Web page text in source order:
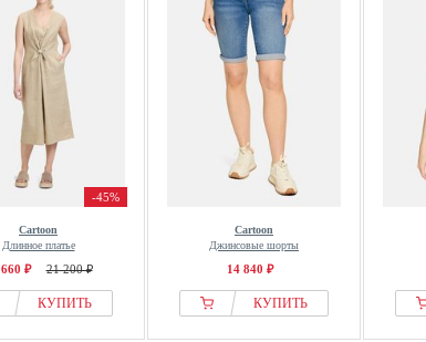
-45%
Cartoon
Длинное платье
₽ 21 200 ₽
КУПИТЬ
Cartoon
Джинсовые шорты
14 840 ₽
КУПИТЬ